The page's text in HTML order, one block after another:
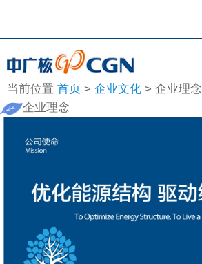
当前位置 首页 > 企业文化 > 企业理念
企业理念